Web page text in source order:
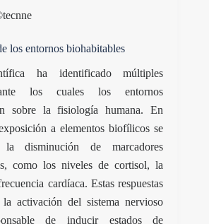
los entornos biohabitables
ha identificado múltiples
los cuales los entornos
sobre la fisiología humana. En
a elementos biofílicos se
disminución de marcadores
como los niveles de cortisol, la
cardíaca. Estas respuestas
activación del sistema nervioso
de inducir estados de